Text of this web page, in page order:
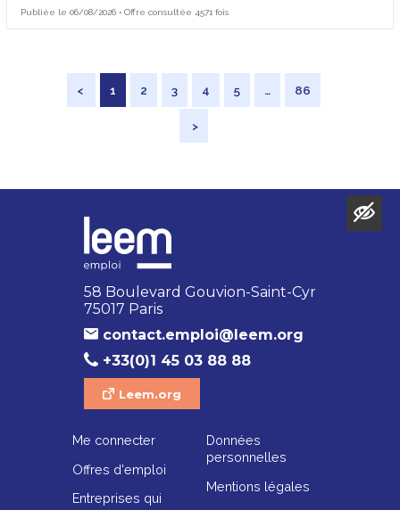
Publiée le 06/08/2026 • Offre consultée 4571 fois
< 1 2 3 4 5 … 86
>
58 Boulevard Gouvion-Saint-Cyr
75017 Paris
contact.emploi@leem.org
+33(0)1 45 03 88 88
Leem.org
Me connecter
Offres d'emploi
Entreprises qui
Données
personnelles
Mentions légales